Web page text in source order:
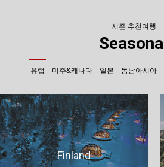
시즌 추천여행
Seasonal
유럽 미주&캐나다 일본 동남아시아
Finland